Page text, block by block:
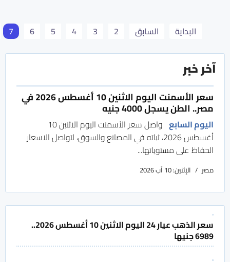
البداية السابق 2
3
4
5
6
7
آخر خبر
سعر الأسمنت اليوم الاثنين 10 أغسطس 2026 في
مصر.. الطن يسجل 4000 جنيه
اليوم السابع
واصل سعر الأسمنت اليوم الاثنين 10
أغسطس 2026، ثباته في المصانع والسوق، لتواصل الاسعار
الحفاظ على مستوياتها...
مصر الإثنين: 10 آب 2026
سعر الذهب عيار 24 اليوم الاثنين 10 أغسطس 2026..
6989 جنيها